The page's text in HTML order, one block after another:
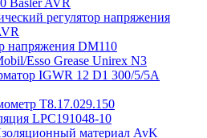
Basler AVR
регулятор напряжения
напряжения DM110
Esso Grease Unirex N3
IGWR 12 D1 300/5/5A
T8.17.029.150
LPC191048-10
материал AvK